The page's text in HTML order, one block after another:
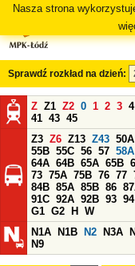
Nasza strona
Sprawdź rozkład na dzień:
Z Z1 Z2 0 1 2 3 4
41 43 45
Z3 Z6 Z13 Z43 50A
55B 55C 56 57 58A
64A 64B 65A 65B
73 75A 75B 76 77
84B 85A 85B 86
91C 92A 92B 93 94
G1 G2 H
W
N1A
N1B N2 N3A
N9